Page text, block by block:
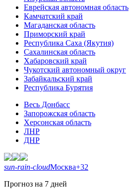
Еврейская автономная область
Камчатский край
Магаданская область
Приморский край
Республика Саха (Якутия)
Сахалинская область
Хабаровский край
Чукотский автономный округ
Забайкальский край
Республика Бурятия
Весь Донбасс
Запорожская область
Херсонская область
ЛНР
ДНР
sun-rain-cloudМосква+32
Прогноз на 7 дней